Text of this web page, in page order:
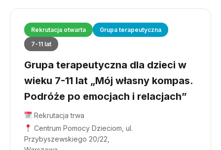
Rekrutacja otwarta
Grupa terapeutyczna
7-11 lat
Grupa terapeutyczna dla dzieci w
wieku 7-11 lat „Mój własny kompas.
Podróże po emocjach i relacjach”
Rekrutacja trwa
Centrum Pomocy Dzieciom, ul.
Przybyszewskiego 20/22,